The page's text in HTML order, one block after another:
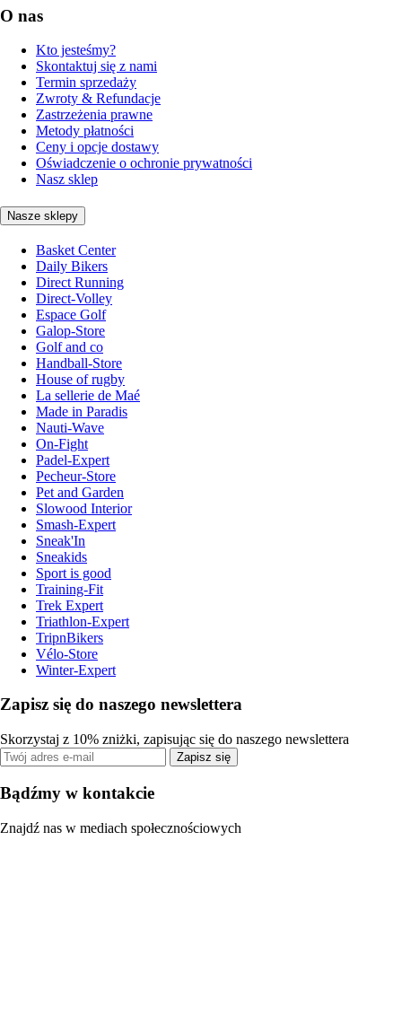
O nas
Kto jesteśmy?
Skontaktuj się z nami
Termin sprzedaży
Zwroty & Refundacje
Zastrzeżenia prawne
Metody płatności
Ceny i opcje dostawy
Oświadczenie o ochronie prywatności
Nasz sklep
Nasze sklepy
Basket Center
Daily Bikers
Direct Running
Direct-Volley
Espace Golf
Galop-Store
Golf and co
Handball-Store
House of rugby
La sellerie de Maé
Made in Paradis
Nauti-Wave
On-Fight
Padel-Expert
Pecheur-Store
Pet and Garden
Slowood Interior
Smash-Expert
Sneak'In
Sneakids
Sport is good
Training-Fit
Trek Expert
Triathlon-Expert
TripnBikers
Vélo-Store
Winter-Expert
Zapisz się do naszego newslettera
Skorzystaj z 10% zniżki, zapisując się do naszego newslettera
Zapisz się
Bądźmy w kontakcie
Znajdź nas w mediach społecznościowych